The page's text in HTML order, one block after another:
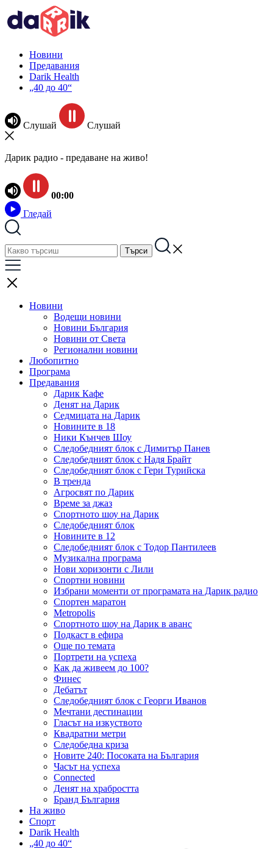
Новини
Предавания
Darik Health
„40 до 40“
Слушай Слушай
Дарик радио - предаване на живо!
00:00
Гледай
Новини
Водещи новини
Новини България
Новини от Света
Регионални новини
Любопитно
Програма
Предавания
Дарик Кафе
Денят на Дарик
Седмицата на Дарик
Новините в 18
Ники Кънчев Шоу
Следобедният блок с Димитър Панев
Следобедният блок с Надя Брайт
Следобедният блок с Гери Турийска
В тренда
Агросвят по Дарик
Време за джаз
Спортното шоу на Дарик
Следобедният блок
Новините в 12
Следобедният блок с Тодор Пантилеев
Музикална програма
Нови хоризонти с Лили
Спортни новини
Избрани моменти от програмата на Дарик радио
Спортен маратон
Metropolis
Спортното шоу на Дарик в аванс
Подкаст в ефира
Още по темата
Портрети на успеха
Как да живеем до 100?
Финес
Дебатът
Следобедният блок с Георги Иванов
Мечтани дестинации
Гласът на изкуството
Квадратни метри
Следобедна криза
Новите 240: Посоката на България
Часът на успеха
Connected
Денят на храбростта
Бранд България
На живо
Спорт
Darik Health
„40 до 40“